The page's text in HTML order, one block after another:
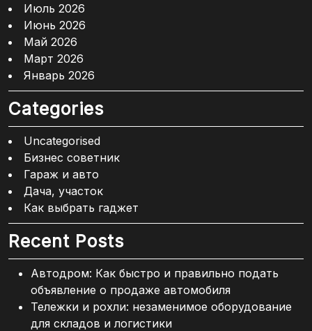
Июль 2026
Июнь 2026
Май 2026
Март 2026
Январь 2026
Categories
Uncategorised
Бизнес советник
Гараж и авто
Дача, участок
Как выбрать гаджет
Recent Posts
Автодром: Как быстро и правильно подать
объявление о продаже автомобиля
Тележки и рохли: незаменимое оборудование
для складов и логистики